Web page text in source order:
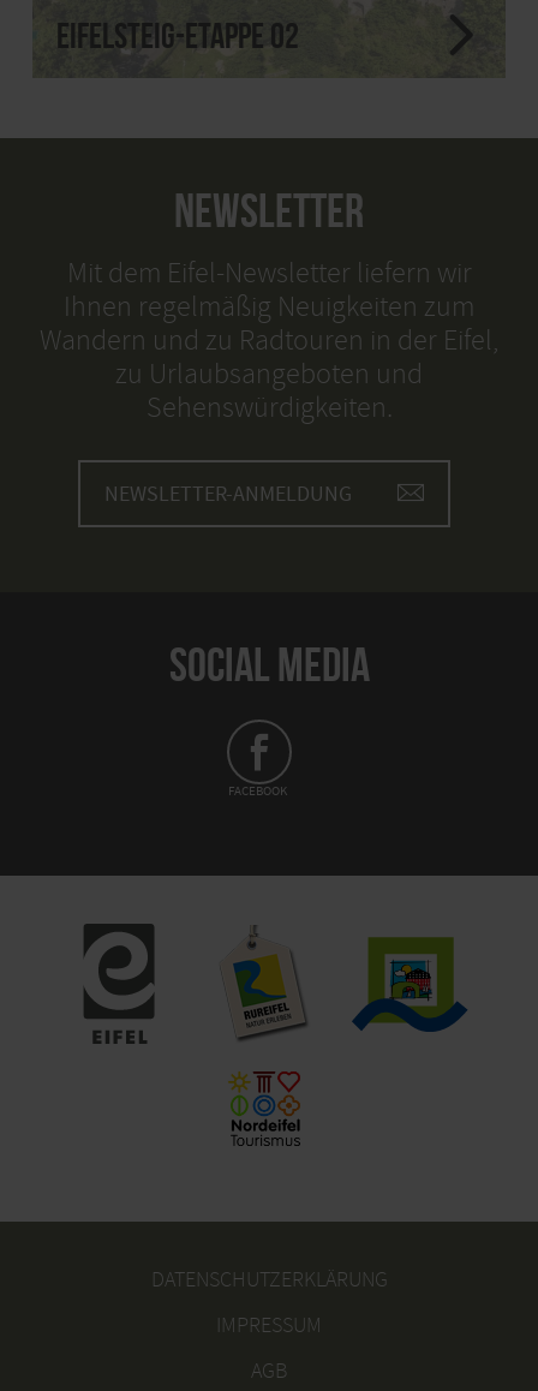
Eifelsteig-Etappe 02
NEWSLETTER
Mit dem Eifel-Newsletter liefern wir
Ihnen regelmäßig Neuigkeiten zum
Wandern und zu Radtouren in der Eifel,
zu Urlaubsangeboten und
Sehenswürdigkeiten.
NEWSLETTER-ANMELDUNG
SOCIAL MEDIA
FACEBOOK
DATENSCHUTZERKLÄRUNG
IMPRESSUM
AGB